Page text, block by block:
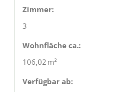
Zimmer:
3
Wohnfläche ca.:
106,02 m²
Verfügbar ab: